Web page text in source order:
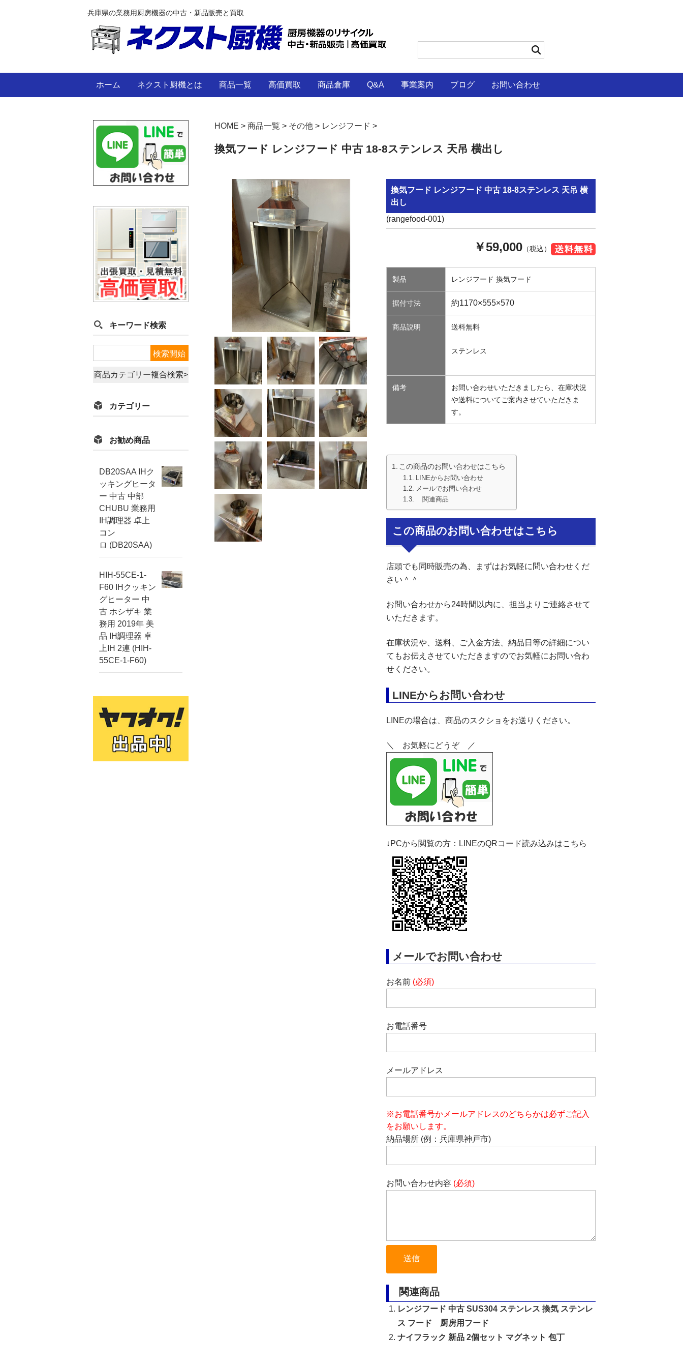
兵庫県の業務用厨房機器の中古・新品販売と買取
ホーム ネクスト厨機とは 商品一覧 高価買取 商品倉庫 Q&A 事業案内 ブログ お問い合わせ
HOME > 商品一覧 > その他 > レンジフード >
換気フード レンジフード 中古 18-8ステンレス 天吊 横出し
換気フード レンジフード 中古 18-8ステンレス 天吊 横
出し
(rangefood-001)
￥59,000 （税込）
製品 レンジフード 換気フード
据付寸法 約1170×555×570
商品説明 送料無料
ステンレス
備考
お問い合わせいただきましたら、在庫状況
や送料についてご案内させていただきま
す。
この商品のお問い合わせはこちら
LINEからお問い合わせ
メールでお問い合わせ
関連商品
この商品のお問い合わせはこちら
店頭でも同時販売の為、まずはお気軽に問い合わせくだ
さい＾＾
お問い合わせから24時間以内に、担当よりご連絡させて
いただきます。
在庫状況や、送料、ご入金方法、納品日等の詳細につい
てもお伝えさせていただきますのでお気軽にお問い合わ
せください。
LINEからお問い合わせ
LINEの場合は、商品のスクショをお送りください。
＼ お気軽にどうぞ ／
↓PCから閲覧の方：LINEのQRコード読み込みはこちら
メールでお問い合わせ
お名前 (必須)
お電話番号
メールアドレス
※お電話番号かメールアドレスのどちらかは必ずご記入
をお願いします。
納品場所 (例：兵庫県神戸市)
お問い合わせ内容 (必須)
関連商品
レンジフード 中古 SUS304 ステンレス 換気 ステンレ
ス フード 厨房用フード
ナイフラック 新品 2個セット マグネット 包丁
キーワード検索
商品カテゴリー複合検索>
カテゴリー
お勧め商品
DB20SAA IHク
ッキングヒータ
ー 中古 中部
CHUBU 業務用
IH調理器 卓上
コン
ロ (DB20SAA)
HIH-55CE-1-
F60 IHクッキン
グヒーター 中
古 ホシザキ 業
務用 2019年 美
品 IH調理器 卓
上IH 2連 (HIH-
55CE-1-F60)